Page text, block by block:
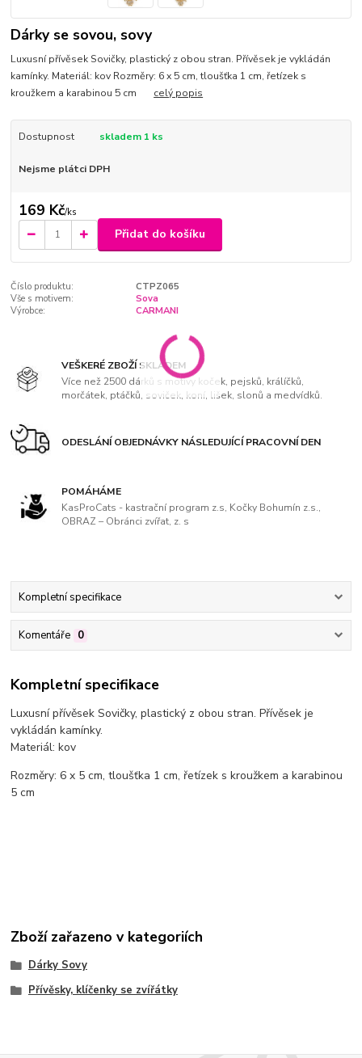
Dárky se sovou, sovy
Luxusní přívěsek Sovičky, plastický z obou stran. Přívěsek je vykládán
kamínky. Materiál: kov Rozměry: 6 x 5 cm, tloušťka 1 cm, řetízek s
kroužkem a karabinou 5 cm celý popis
Dostupnost skladem 1 ks
Nejsme plátci DPH
169 Kč/ks
Přidat do košíku
Číslo produktu:
CTPZ065
Vše s motivem:
Sova
Výrobce:
CARMANI
VEŠKERÉ ZBOŽÍ SKLADEM
Více než 2500 dárků s motivy koček, pejsků, králíčků,
morčátek, ptáčků, soviček, koní, lišek, slonů a medvídků.
ODESLÁNÍ OBJEDNÁVKY NÁSLEDUJÍCÍ PRACOVNÍ DEN
POMÁHÁME
KasProCats - kastrační program z.s, Kočky Bohumín z.s.,
OBRAZ – Obránci zvířat, z. s
Kompletní specifikace
Komentáře 0
Kompletní specifikace
Luxusní přívěsek Sovičky, plastický z obou stran. Přívěsek je
vykládán kamínky.
Materiál: kov
Rozměry: 6 x 5 cm, tloušťka 1 cm, řetízek s kroužkem a karabinou
5 cm
Zboží zařazeno v kategoriích
Dárky Sovy
Přívěsky, klíčenky se zvířátky